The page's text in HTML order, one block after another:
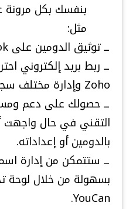
بنفسك بكل مرونة
مثل:
ــ توثيق الدومين على Facebook
ــ ربط بريد إلكتروني
Zoho وإدارة مختلف سجلات DNS بسهولة
ــ حصولك على دعم
التقني في حال
بالدومين أو إعداداته.
ــ ستتمكن من إدارة
بسهولة من خلال لوحة
YouCan
.